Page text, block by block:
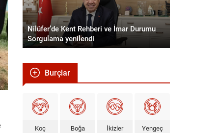
Nilüfer’de Kent Rehberi ve İmar Durumu
Sorgulama yenilendi
Burçlar
Koç Boğa İkizler Yengeç